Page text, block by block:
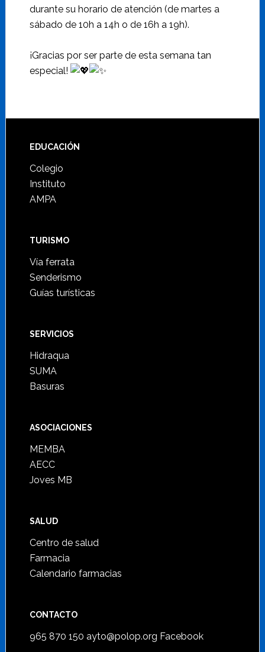
durante su horario de atención (de martes a
sábado de 10h a 14h o de 16h a 19h).
¡Gracias por ser parte de esta semana tan
especial!
Footer
EDUCACIÓN
Colegio
Instituto
AMPA
TURISMO
Vía ferrata
Senderismo
Guías turísticas
SERVICIOS
Hidraqua
SUMA
Basuras
ASOCIACIONES
MEMBA
AECC
Joves MB
SALUD
Centro de salud
Farmacia
Calendario farmacias
CONTACTO
965 870 150 ayto@polop.org Facebook